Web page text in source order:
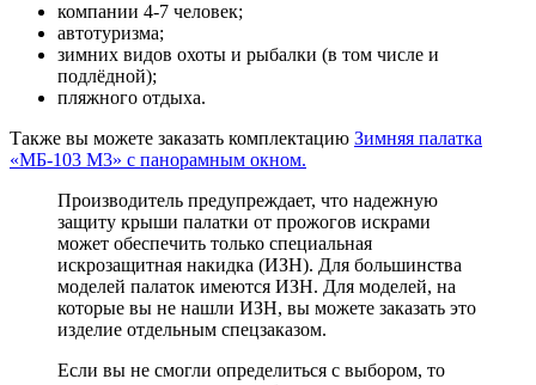
компании 4-7 человек;
автотуризма;
зимних видов охоты и рыбалки (в том числе и
подлёдной);
пляжного отдыха.
Также вы можете заказать комплектацию Зимняя палатка
«МБ-103 М3» с панорамным окном.
Производитель предупреждает, что надежную
защиту крыши палатки от прожогов искрами
может обеспечить только специальная
искрозащитная накидка (ИЗН). Для большинства
моделей палаток имеются ИЗН. Для моделей, на
которые вы не нашли ИЗН, вы можете заказать это
изделие отдельным спецзаказом.
Если вы не смогли определиться с выбором, то